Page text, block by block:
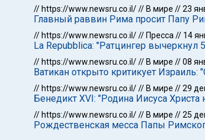
// https://www.newsru.co.il/// В мире //23
Главный раввин Рима просит Папу
// https://www.newsru.co.il/// Пресса // 14
La Repubblica: "Ратцингер вычеркнул
// https://www.newsru.co.il/// В мире //08
Ватикан открыто критикует
// https://www.newsru.co.il/// В мире //29
Бенедикт XVI: "Родина Иисуса
// https://www.newsru.co.il/// В мире //25
Рождественская месса Папы